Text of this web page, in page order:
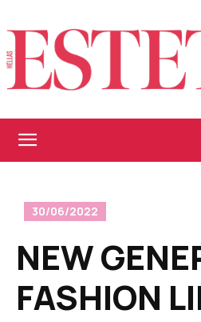
30/06/2022
NEW
FASHION